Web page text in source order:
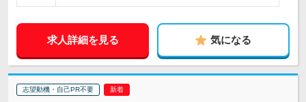
求人詳細を見る 気になる
志望動機・自己PR不要